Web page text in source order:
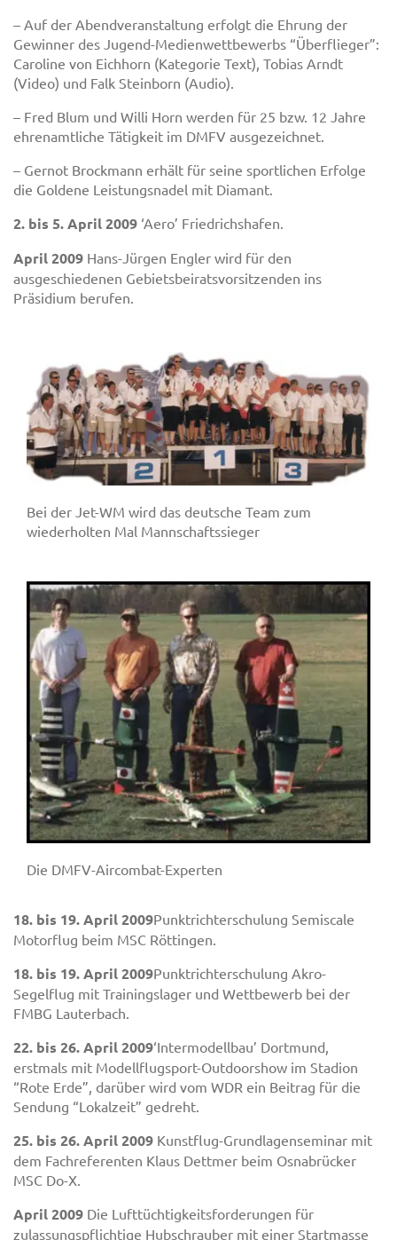
– Auf der Abendveranstaltung erfolgt die Ehrung der
Gewinner des Jugend-Medienwettbewerbs “Überflieger”:
Caroline von Eichhorn (Kategorie Text), Tobias Arndt
(Video) und Falk Steinborn (Audio).
– Fred Blum und Willi Horn werden für 25 bzw. 12 Jahre
ehrenamtliche Tätigkeit im DMFV ausgezeichnet.
– Gernot Brockmann erhält für seine sportlichen Erfolge
die Goldene Leistungsnadel mit Diamant.
2. bis 5. April 2009 ‘Aero’ Friedrichshafen.
April 2009 Hans-Jürgen Engler wird für den
ausgeschiedenen Gebietsbeiratsvorsitzenden ins
Präsidium berufen.
Bei der Jet-WM wird das deutsche Team zum
wiederholten Mal Mannschaftssieger
Die DMFV-Aircombat-Experten
18. bis 19. April 2009Punktrichterschulung Semiscale
Motorflug beim MSC Röttingen.
18. bis 19. April 2009Punktrichterschulung Akro-
Segelflug mit Trainingslager und Wettbewerb bei der
FMBG Lauterbach.
22. bis 26. April 2009‘Intermodellbau’ Dortmund,
erstmals mit Modellflugsport-Outdoorshow im Stadion
“Rote Erde”, darüber wird vom WDR ein Beitrag für die
Sendung “Lokalzeit” gedreht.
25. bis 26. April 2009 Kunstflug-Grundlagenseminar mit
dem Fachreferenten Klaus Dettmer beim Osnabrücker
MSC Do-X.
April 2009 Die Lufttüchtigkeitsforderungen für
zulassungspflichtige Hubschrauber mit einer Startmasse